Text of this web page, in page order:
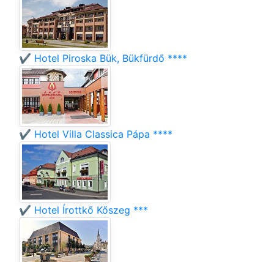
✔️ Hotel Piroska Bük, Bükfürdő ****
✔️ Hotel Villa Classica Pápa ****
✔️ Hotel Írottkő Kőszeg ***